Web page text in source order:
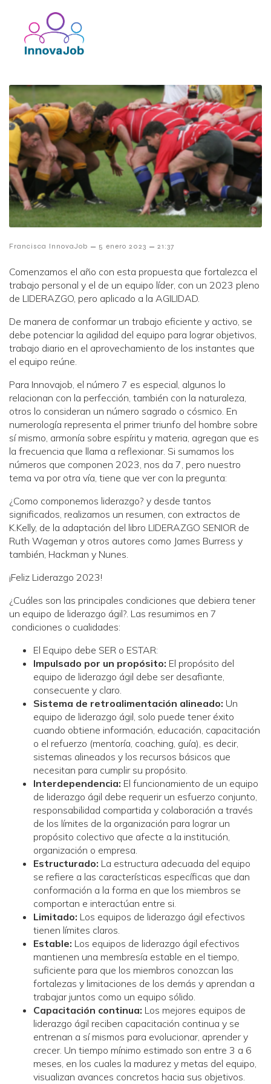
Francisca InnovaJob – 5 enero 2023 – 21:37
Comenzamos el año con esta propuesta que fortalezca el
trabajo personal y el de un equipo líder, con un 2023 pleno
de LIDERAZGO, pero aplicado a la AGILIDAD.
De manera de conformar un trabajo eficiente y activo, se
debe potenciar la agilidad del equipo para lograr objetivos,
trabajo diario en el aprovechamiento de los instantes que
el equipo reúne.
Para Innovajob, el número 7 es especial, algunos lo
relacionan con la perfección, también con la naturaleza,
otros lo consideran un número sagrado o cósmico. En
numerología representa el primer triunfo del hombre sobre
sí mismo, armonía sobre espíritu y materia, agregan que es
la frecuencia que llama a reflexionar. Si sumamos los
números que componen 2023, nos da 7, pero nuestro
tema va por otra vía, tiene que ver con la pregunta:
¿Como componemos liderazgo? y desde tantos
significados, realizamos un resumen, con extractos de
K.Kelly, de la adaptación del libro LIDERAZGO SENIOR de
Ruth Wageman y otros autores como James Burress y
también, Hackman y Nunes.
¡Feliz Liderazgo 2023!
¿Cuáles son las principales condiciones que debiera tener
un equipo de liderazgo ágil?. Las resumimos en 7
condiciones o cualidades:
El Equipo debe SER o ESTAR:
Impulsado por un propósito: El propósito del
equipo de liderazgo ágil debe ser desafiante,
consecuente y claro.
Sistema de retroalimentación alineado: Un
equipo de liderazgo ágil, solo puede tener éxito
cuando obtiene información, educación, capacitación
o el refuerzo (mentoría, coaching, guía), es decir,
sistemas alineados y los recursos básicos que
necesitan para cumplir su propósito.
Interdependencia: El funcionamiento de un equipo
de liderazgo ágil debe requerir un esfuerzo conjunto,
responsabilidad compartida y colaboración a través
de los límites de la organización para lograr un
propósito colectivo que afecte a la institución,
organización o empresa.
Estructurado: La estructura adecuada del equipo
se refiere a las características específicas que dan
conformación a la forma en que los miembros se
comportan e interactúan entre si.
Limitado: Los equipos de liderazgo ágil efectivos
tienen límites claros.
Estable: Los equipos de liderazgo ágil efectivos
mantienen una membresía estable en el tiempo,
suficiente para que los miembros conozcan las
fortalezas y limitaciones de los demás y aprendan a
trabajar juntos como un equipo sólido.
Capacitación continua: Los mejores equipos de
liderazgo ágil reciben capacitación continua y se
entrenan a sí mismos para evolucionar, aprender y
crecer. Un tiempo mínimo estimado son entre 3 a 6
meses, en los cuales la madurez y metas del equipo,
visualizan avances concretos hacia sus objetivos.